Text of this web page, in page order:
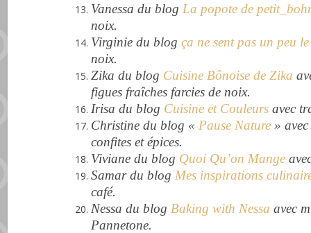
Vanessa du blog La popote de
noix.
Virginie du blogça ne sent pas un peu
noix.
Zika du blog Cuisine Bônoise de Zika
figues fraîches farcies de noix.
Irisa du blog Cuisine et Couleurs avec
Christine du blog « Pause Nature »
confites et épices.
Viviane du blog Quoi Qu’on Mange
Samar du blog Mes inspirations
café.
Nessa du blog Baking with Nessa avec
Pannetone.